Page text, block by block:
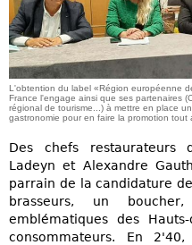
L'obtention du label «Région européenne
France l'engage ainsi que ses partenaires
régional de tourisme...) à mettre en place
gastronomie pour en faire la promotion
Des chefs restaurateurs
Ladeyn et Alexandre
parrain de la candidature
brasseurs, un
emblématiques des
consommateurs. En